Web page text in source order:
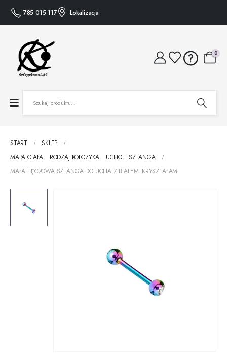
785 015 117 Lokalizacja
0
START
SKLEP
MAPA CIAŁA, RODZAJ KOLCZYKA, UCHO, SZTANGA
MAŁA TĘCZOWA SZTANGA DO UCHA Z BIAŁYMI KRYSZTAŁAMI